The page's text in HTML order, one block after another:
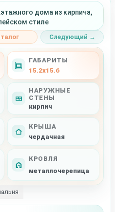
дома из кирпича,
стиле
Следующий →
ГАБАРИТЫ
15.2x15.6
НАРУЖНЫЕ
СТЕНЫ
кирпич
КРЫША
чердачная
КРОВЛЯ
металлочерепица